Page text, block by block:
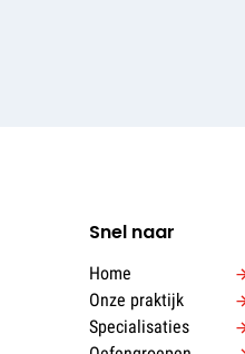
Snel naar
Home
Onze praktijk
Specialisaties